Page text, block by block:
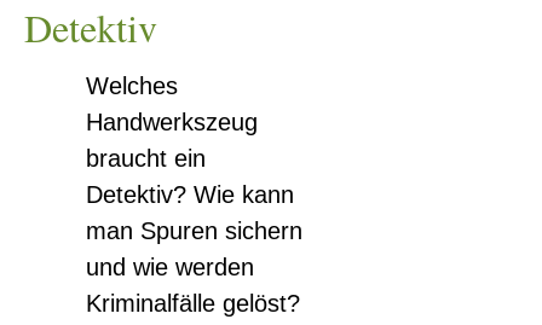
Detektiv
Welches
Handwerkszeug
braucht ein
Detektiv? Wie kann
man Spuren sichern
und wie werden
Kriminalfälle gelöst?